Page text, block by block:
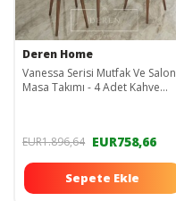
Deren Home
Vanessa Serisi Mutfak Ve Salon
Masa Takımı - 4 Adet Kahve
EUR1.896,64 EUR758,66
Sepete Ekle